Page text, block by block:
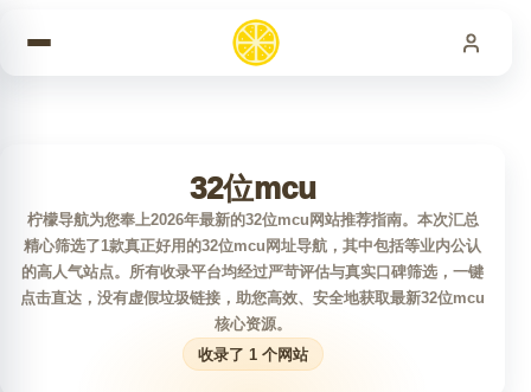
32位mcu
柠檬导航为您奉上2026年最新的32位mcu网站推荐指南。本次汇总
精心筛选了1款真正好用的32位mcu网址导航，其中包括等业内公认
的高人气站点。所有收录平台均经过严苛评估与真实口碑筛选，一键
点击直达，没有虚假垃圾链接，助您高效、安全地获取最新32位mcu
核心资源。
收录了 1 个网站